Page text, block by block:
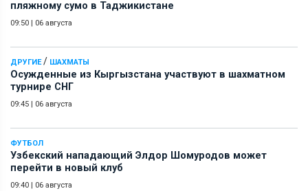
пляжному сумо в Таджикистане
09:50 | 06 августа
ДРУГИЕ/ ШАХМАТЫ
Осужденные из Кыргызстана участвуют в шахматном
турнире СНГ
09:45 | 06 августа
ФУТБОЛ
Узбекский нападающий Элдор Шомуродов может
перейти в новый клуб
09:40 | 06 августа